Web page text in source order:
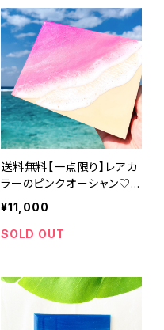
送料無料【一点限り】レアカ
ラーのピンクオーシャン♡ア
ートパネル (F0サイズ 18c
m × 14cm) レジンアート
エポキシ樹脂 インテリア お
ピンク パールピンク
¥11,000
SOLD OUT